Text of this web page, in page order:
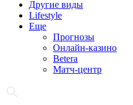
Другие виды
Lifestyle
Еще
Прогнозы
Онлайн-казино
Betera
Матч-центр